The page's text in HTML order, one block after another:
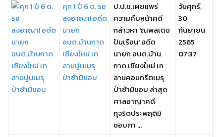
คุก 1 ปี 6 ด. รอ
ลงอาญา! อดีต
นายก
อบต.บ้านกาด
เชียงใหม่ เท
ลานปูนเมรุ
ป่าช้ามิชอบ
ป.ป.ช.เผยแพร่
ความคืบหน้าคดี
กล่าวหา 'ณพลเดช
ปันเรือน' อดีต
นายก อบต.บ้าน
กาด เชียงใหม่ เท
ลานคอนกรีตเมรุ
ป่าช้ามิชอบ ล่าสุด
ศาลอาญาคดี
ทุจริตประพฤติมิ
ชอบภา ...
วันศุกร์,
30
กันยายน
2565
07:37